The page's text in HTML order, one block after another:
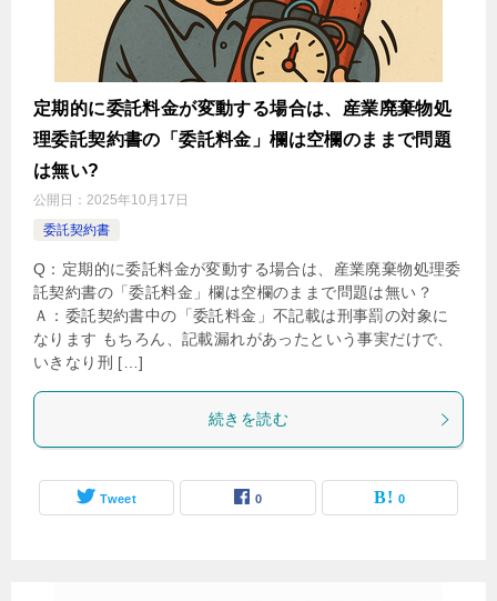
定期的に委託料金が変動する場合は、産業廃棄物処
理委託契約書の「委託料金」欄は空欄のままで問題
は無い?
公開日： 2025年10月17日
委託契約書
Q：定期的に委託料金が変動する場合は、産業廃棄物処理委
託契約書の「委託料金」欄は空欄のままで問題は無い？
Ａ：委託契約書中の「委託料金」不記載は刑事罰の対象に
なります もちろん、記載漏れがあったという事実だけで、
いきなり刑 […]
続きを読む
Tweet 0 0